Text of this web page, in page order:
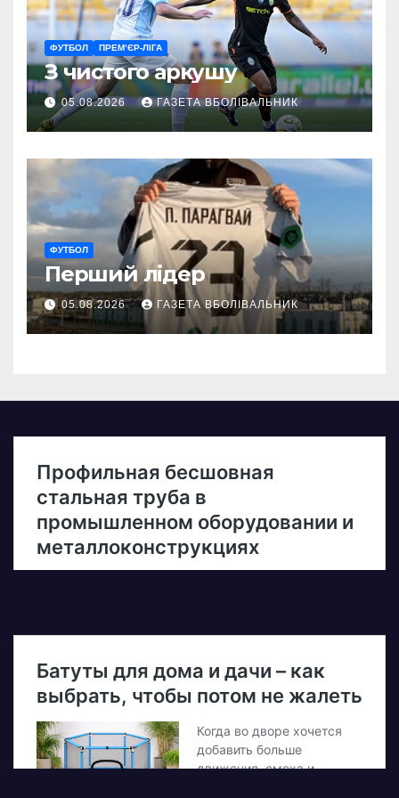
ФУТБОЛ ПРЕМ’ЄР-ЛІГА
З чистого аркушу
05.08.2026 ГАЗЕТА ВБОЛІВАЛЬНИК
ФУТБОЛ
Перший лідер
05.08.2026 ГАЗЕТА ВБОЛІВАЛЬНИК